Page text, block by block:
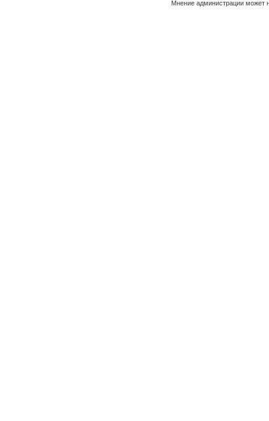
Мнение администрации может